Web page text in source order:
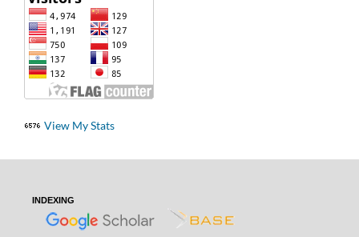
View My Stats
INDEXING